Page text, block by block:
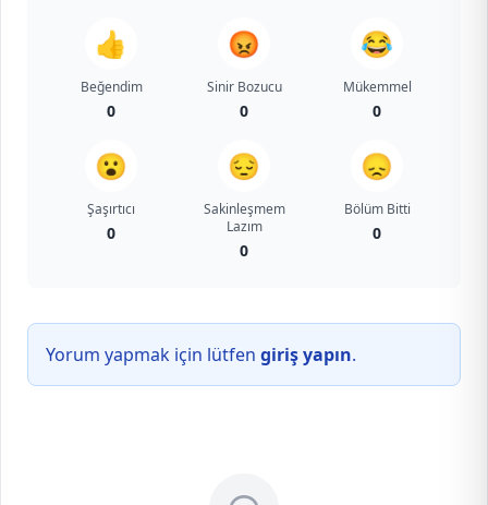
👍
Beğendim
0
😡
Sinir Bozucu
0
😂
Mükemmel
0
😮
Şaşırtıcı
0
😔
Sakinleşmem
Lazım
0
😞
Bölüm Bitti
0
Yorum yapmak için lütfen giriş yapın.